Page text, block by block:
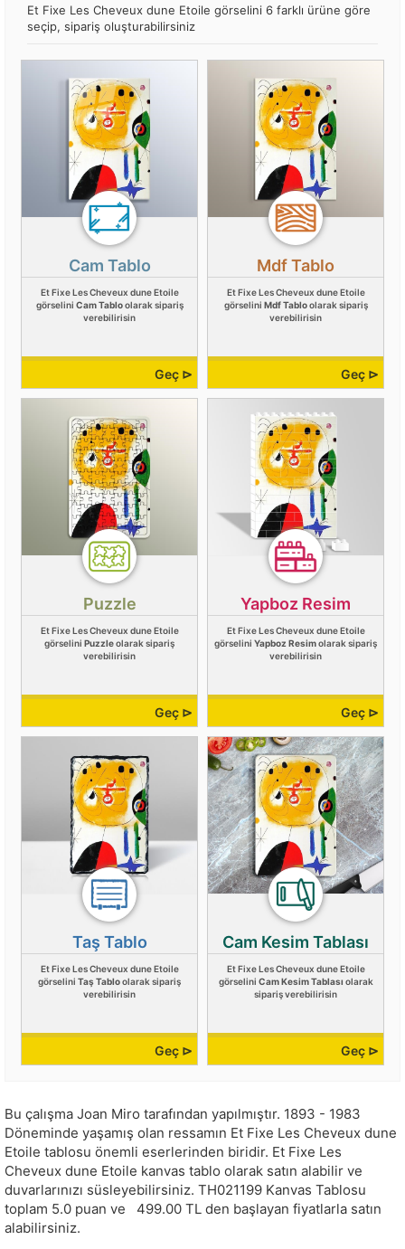
Et Fixe Les Cheveux dune Etoile görselini 6 farklı ürüne göre
seçip, sipariş oluşturabilirsiniz
Cam Tablo
Et Fixe Les Cheveux dune Etoile
görselini Cam Tabloolarak sipariş
verebilirisin
Geç ⊳
Mdf Tablo
Et Fixe Les Cheveux dune Etoile
görselini Mdf Tabloolarak sipariş
verebilirisin
Geç ⊳
Puzzle
Et Fixe Les Cheveux dune Etoile
görselini Puzzleolarak sipariş
verebilirisin
Geç ⊳
Yapboz Resim
Et Fixe Les Cheveux dune Etoile
görselini Yapboz Resimolarak sipariş
verebilirisin
Geç ⊳
Taş Tablo
Et Fixe Les Cheveux dune Etoile
görselini Taş Tabloolarak sipariş
verebilirisin
Geç ⊳
Cam Kesim Tablası
Et Fixe Les Cheveux dune Etoile
görselini Cam Kesim Tablası olarak
sipariş verebilirisin
Geç ⊳
Bu çalışma Joan Miro tarafından yapılmıştır. 1893 - 1983
Döneminde yaşamış olan ressamın Et Fixe Les Cheveux dune
Etoile tablosu önemli eserlerinden biridir. Et Fixe Les
Cheveux dune Etoile kanvas tablo olarak satın alabilir ve
duvarlarınızı süsleyebilirsiniz. TH021199 Kanvas Tablosu
toplam 5.0 puan ve 499.00 TL den başlayan fiyatlarla satın
alabilirsiniz.